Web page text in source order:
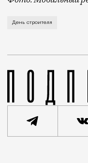
Это каска в
День строителя